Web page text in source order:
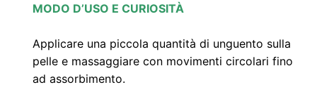
MODO D’USO E CURIOSITÀ
Applicare una piccola quantità di unguento sulla
pelle e massaggiare con movimenti circolari fino
ad assorbimento.